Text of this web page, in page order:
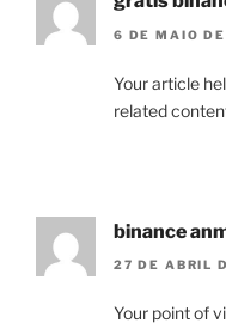
6 DE MAIO
Your article
related
binance
27 DE ABRIL
Your point of